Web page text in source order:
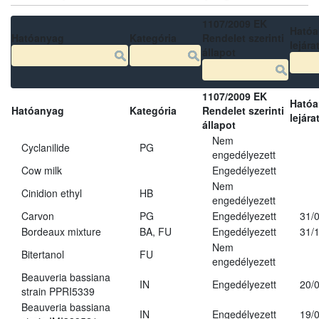
Hatóanyag Kategória
1107/2009 EK
Rendelet szerinti
állapot
Cyclanilide PG
Nem
engedélyezett
Cow milk
Engedélyezett
Cinidion ethyl
HB
Nem
engedélyezett
Carvon
PG Engedélyezett
31/
Bordeaux mixture
BA, FU Engedélyezett
31/
Bitertanol
FU
Nem
engedélyezett
Beauveria bassiana
strain PPRI5339
IN Engedélyezett
20/
Beauveria bassiana
IN Engedélyezett
19/